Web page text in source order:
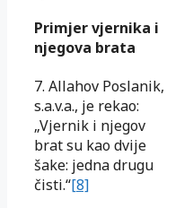
Primjer vjernika i
njegova brata
7. Allahov Poslanik,
s.a.v.a., je rekao:
„Vjernik i njegov
brat su kao dvije
šake: jedna drugu
čisti.“[8]